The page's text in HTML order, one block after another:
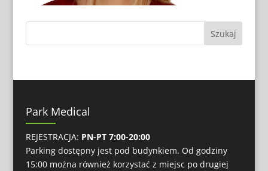
Park Medical
REJESTRACJA: PN-PT 7:00-20:00
Parking dostępny jest pod budynkiem. Od godziny
15:00 można również korzystać z miejsc po drugiej